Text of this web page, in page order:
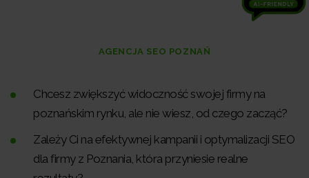
AGENCJA SEO POZNAŃ
Chcesz zwiększyć widoczność swojej firmy na
poznańskim rynku, ale nie wiesz, od czego zacząć?
Zależy Ci na efektywnej kampanii i optymalizacji SEO
dla firmy z Poznania, która przyniesie realne